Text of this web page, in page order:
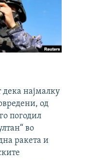
најмалку
од
погодил
во
ракета и